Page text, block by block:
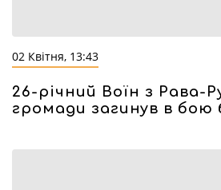
02 Квітня, 13:43
26-річний Воїн з Рава-
громади загинув в бою